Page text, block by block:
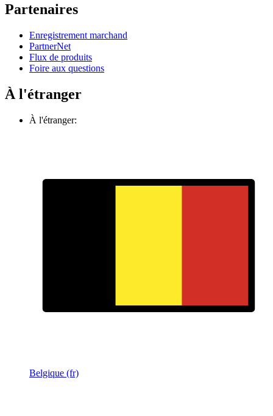
Partenaires
Enregistrement marchand
PartnerNet
Flux de produits
Foire aux questions
À l'étranger
À l'étranger:
Belgique (fr)